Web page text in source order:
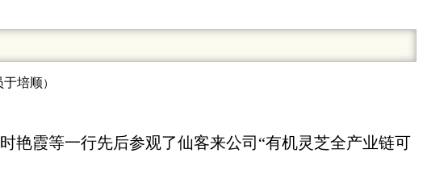
于培顺）
艳霞等一行先后参观了仙客来公司“有机灵芝全产业链可